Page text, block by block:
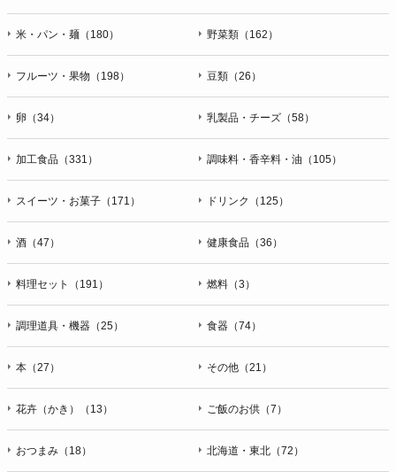
米・パン・麺（180） 野菜類（162）
フルーツ・果物（198） 豆類（26）
卵（34） 乳製品・チーズ（58）
加工食品（331） 調味料・香辛料・油（105）
スイーツ・お菓子（171） ドリンク（125）
酒（47） 健康食品（36）
料理セット（191） 燃料（3）
調理道具・機器（25） 食器（74）
本（27） その他（21）
花卉（かき）（13） ご飯のお供（7）
おつまみ（18） 北海道・東北（72）